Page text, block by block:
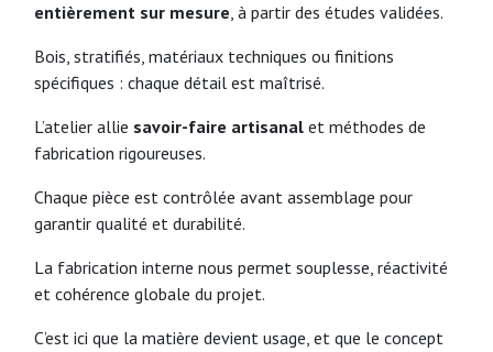
entièrement sur mesure, à partir des études validées.
Bois, stratifiés, matériaux techniques ou finitions
spécifiques : chaque détail est maîtrisé.
L’atelier allie savoir-faire artisanal et méthodes de
fabrication rigoureuses.
Chaque pièce est contrôlée avant assemblage pour
garantir qualité et durabilité.
La fabrication interne nous permet souplesse, réactivité
et cohérence globale du projet.
C’est ici que la matière devient usage, et que le concept